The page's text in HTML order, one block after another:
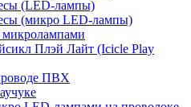
(LED-лампы)
(микро LED-лампы)
микролампами
Плэй Лайт (Icicle Play
ПВХ